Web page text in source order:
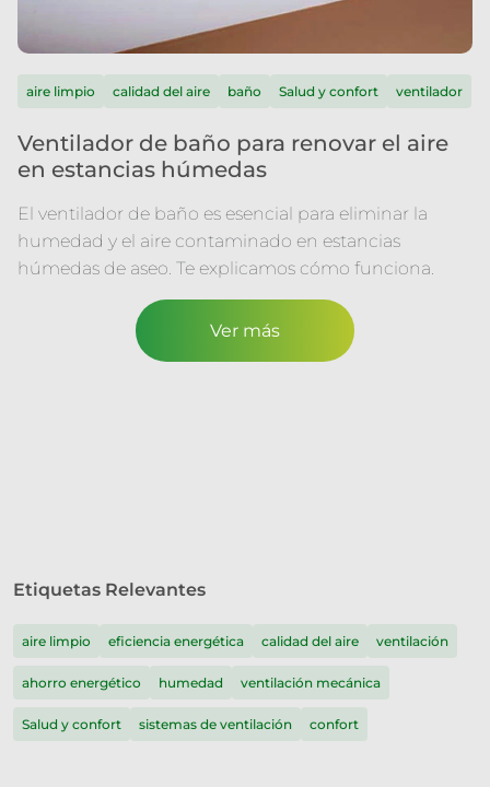
aire limpio calidad del aire baño Salud y confort ventilador
Ventilador de baño para renovar el aire
en estancias húmedas
El ventilador de baño es esencial para eliminar la
humedad y el aire contaminado en estancias
húmedas de aseo. Te explicamos cómo funciona.
Ver más
Etiquetas Relevantes
aire limpio eficiencia energética calidad del aire ventilación
ahorro energético humedad ventilación mecánica
Salud y confort sistemas de ventilación confort